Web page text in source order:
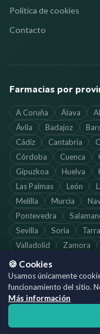
Política de cookies
Contacto
Farmacias por
A Coruña Álava
Ávila
Badajoz
Cádiz
Cantabria
Córdoba
Cuenca
Gipuzkoa
Huelva
Las Palmas
León
Melilla
Murcia
Pontevedra
Sevilla
Soria
Valladolid
Zamora
©2026SoloFarmacias.es
Información actualizada.
🍪 Cookies
Usamos únicamente
funcionamiento del sitio.
Más información